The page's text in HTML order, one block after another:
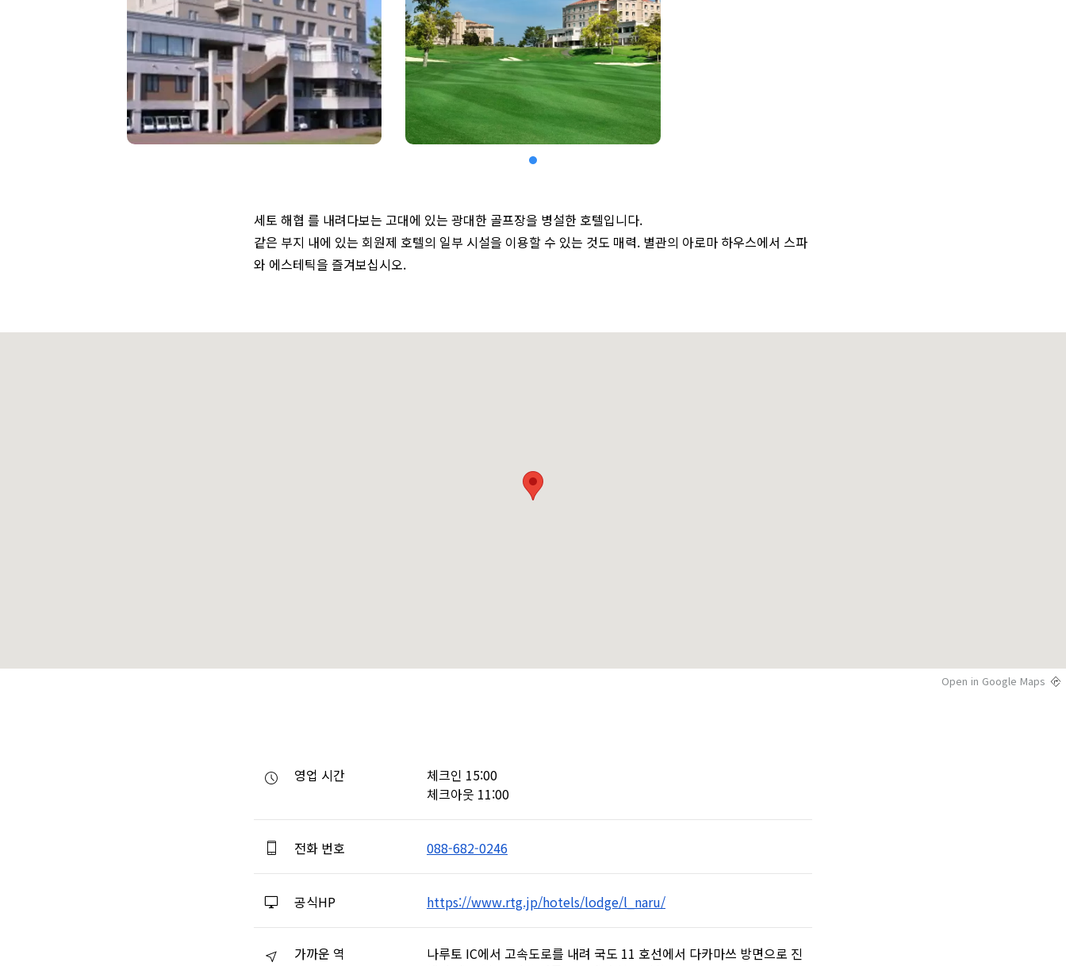
세토 해협 를 내려다보는 고대에 있는 광대한 골프장을 병설한 호텔입니다.
같은 부지 내에 있는 회원제 호텔의 일부 시설을 이용할 수 있는 것도 매력. 별관의 아로마 하우스에서 스파
와 에스테틱을 즐겨보십시오.
Open in Google Maps
영업 시간
체크인 15:00
체크아웃 11:00
전화 번호 088-682-0246
공식HP https://www.rtg.jp/hotels/lodge/l_naru/
가까운 역
나루토 IC에서 고속도로를 내려 국도 11 호선에서 다카마쓰 방면으로 진